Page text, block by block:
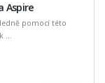
Aspire
pomocí této
...